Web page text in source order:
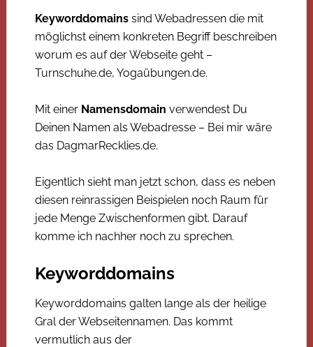
Keyworddomainssind Webadressen die mit
möglichst einem konkreten Begriff beschreiben
worum es auf der Webseite geht –
Turnschuhe.de, Yogaübungen.de.
Mit einer Namensdomain verwendest Du
Deinen Namen als Webadresse – Bei mir wäre
das DagmarRecklies.de.
Eigentlich sieht man jetzt schon, dass es neben
diesen reinrassigen Beispielen noch Raum für
jede Menge Zwischenformen gibt. Darauf
komme ich nachher noch zu sprechen.
Keyworddomains
Keyworddomains galten lange als der heilige
Gral der Webseitennamen. Das kommt
vermutlich aus der